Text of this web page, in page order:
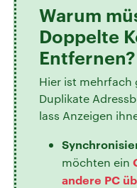
Warum
Doppelte
Entfernen?
Hier ist
Duplikate
lass Anzeigen
möchten ein
andere PC